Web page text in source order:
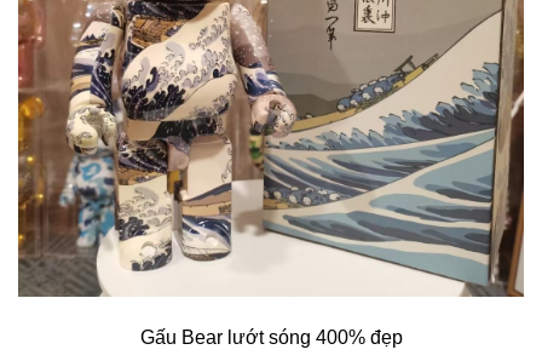
Gấu Bear lướt sóng 400% đẹp